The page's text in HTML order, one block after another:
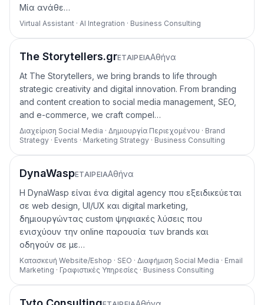
Μία ανάθε…
Virtual Assistant · AI Integration · Business Consulting
The Storytellers.grΕΤΑΙΡΕΊΑΑθήνα
At The Storytellers, we bring brands to life through
strategic creativity and digital innovation. From branding
and content creation to social media management, SEO,
and e-commerce, we craft compel…
Διαχείριση Social Media · Δημιουργία Περιεχομένου · Brand
Strategy · Events · Marketing Strategy · Business Consulting
DynaWaspΕΤΑΙΡΕΊΑΑθήνα
Η DynaWasp είναι ένα digital agency που εξειδικεύεται
σε web design, UI/UX και digital marketing,
δημιουργώντας custom ψηφιακές λύσεις που
ενισχύουν την online παρουσία των brands και
οδηγούν σε με…
Κατασκευή Website/Eshop · SEO · Διαφήμιση Social Media · Email
Marketing · Γραφιστικές Υπηρεσίες · Business Consulting